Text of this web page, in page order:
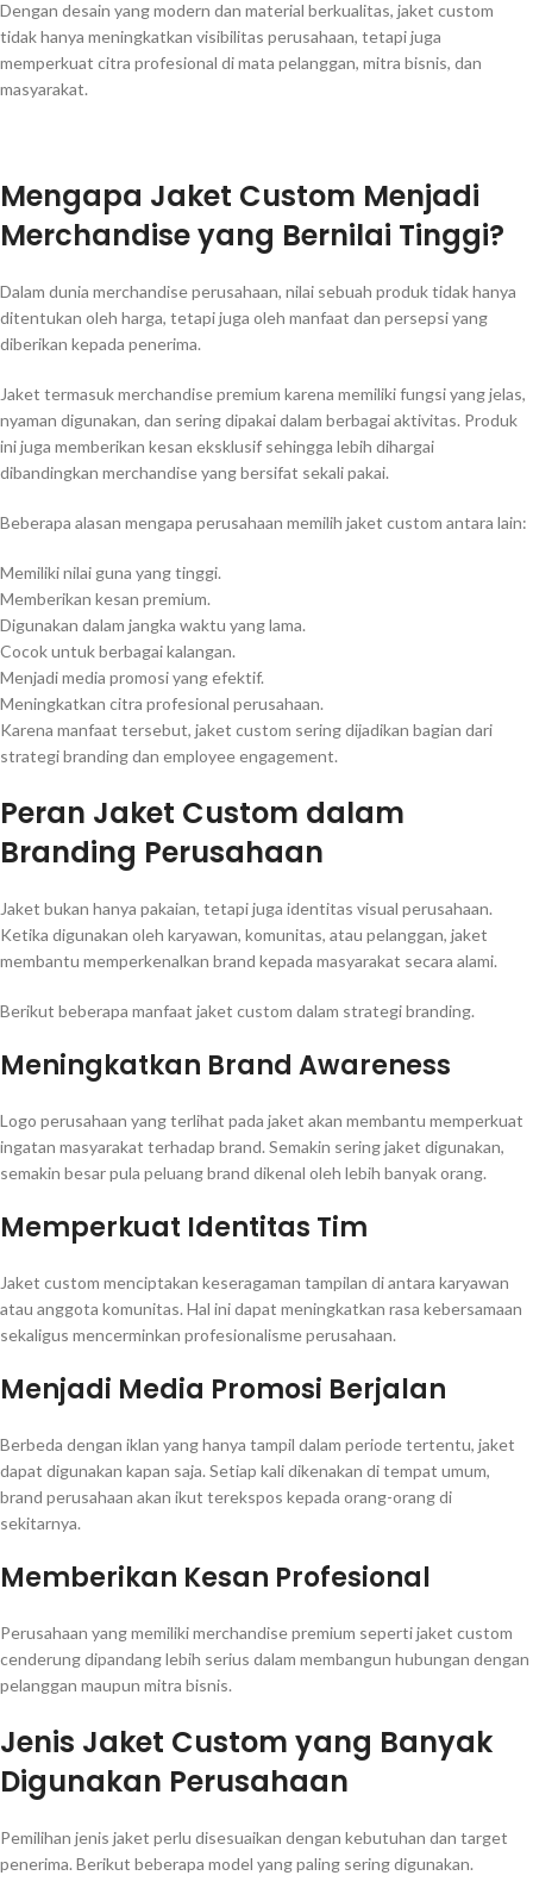
Dengan desain yang modern dan material berkualitas, jaket custom
tidak hanya meningkatkan visibilitas perusahaan, tetapi juga
memperkuat citra profesional di mata pelanggan, mitra bisnis, dan
masyarakat.
Mengapa Jaket Custom Menjadi
Merchandise yang Bernilai Tinggi?
Dalam dunia merchandise perusahaan, nilai sebuah produk tidak hanya
ditentukan oleh harga, tetapi juga oleh manfaat dan persepsi yang
diberikan kepada penerima.
Jaket termasuk merchandise premium karena memiliki fungsi yang jelas,
nyaman digunakan, dan sering dipakai dalam berbagai aktivitas. Produk
ini juga memberikan kesan eksklusif sehingga lebih dihargai
dibandingkan merchandise yang bersifat sekali pakai.
Beberapa alasan mengapa perusahaan memilih jaket custom antara lain:
Memiliki nilai guna yang tinggi.
Memberikan kesan premium.
Digunakan dalam jangka waktu yang lama.
Cocok untuk berbagai kalangan.
Menjadi media promosi yang efektif.
Meningkatkan citra profesional perusahaan.
Karena manfaat tersebut, jaket custom sering dijadikan bagian dari
strategi branding dan employee engagement.
Peran Jaket Custom dalam
Branding Perusahaan
Jaket bukan hanya pakaian, tetapi juga identitas visual perusahaan.
Ketika digunakan oleh karyawan, komunitas, atau pelanggan, jaket
membantu memperkenalkan brand kepada masyarakat secara alami.
Berikut beberapa manfaat jaket custom dalam strategi branding.
Meningkatkan Brand Awareness
Logo perusahaan yang terlihat pada jaket akan membantu memperkuat
ingatan masyarakat terhadap brand. Semakin sering jaket digunakan,
semakin besar pula peluang brand dikenal oleh lebih banyak orang.
Memperkuat Identitas Tim
Jaket custom menciptakan keseragaman tampilan di antara karyawan
atau anggota komunitas. Hal ini dapat meningkatkan rasa kebersamaan
sekaligus mencerminkan profesionalisme perusahaan.
Menjadi Media Promosi Berjalan
Berbeda dengan iklan yang hanya tampil dalam periode tertentu, jaket
dapat digunakan kapan saja. Setiap kali dikenakan di tempat umum,
brand perusahaan akan ikut terekspos kepada orang-orang di
sekitarnya.
Memberikan Kesan Profesional
Perusahaan yang memiliki merchandise premium seperti jaket custom
cenderung dipandang lebih serius dalam membangun hubungan dengan
pelanggan maupun mitra bisnis.
Jenis Jaket Custom yang Banyak
Digunakan Perusahaan
Pemilihan jenis jaket perlu disesuaikan dengan kebutuhan dan target
penerima. Berikut beberapa model yang paling sering digunakan.